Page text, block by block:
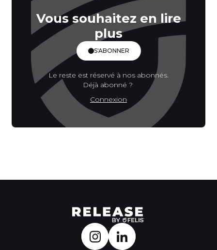
Vous souhaitez en lire
plus
S'ABONNER
Le reste est réservé à nos abonnés.
Déjà abonné ?
Connexion